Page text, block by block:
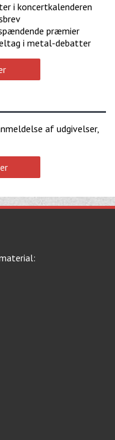
i koncertkalenderen
præmier
i metal-debatter
af udgivelser,